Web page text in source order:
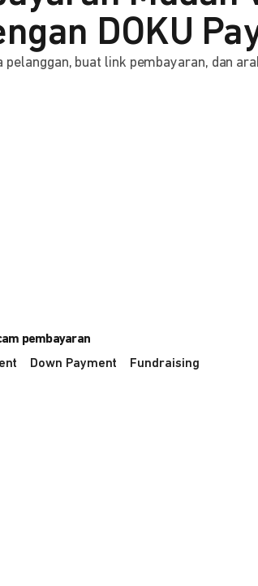
DOKU
buat link pembayaran, dan
pembayaran
Down Payment Fundraising